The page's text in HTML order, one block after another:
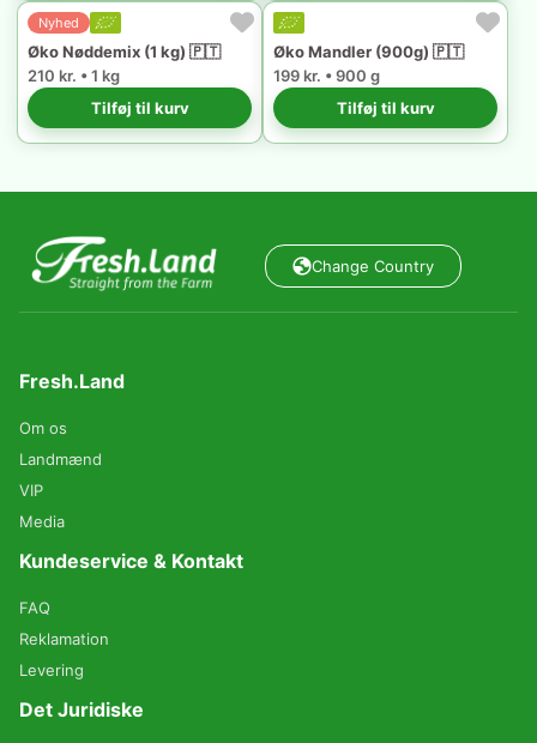
Nyhed
Øko Nøddemix (1 kg) 🇵🇹
210 kr. • 1 kg
Tilføj til kurv
Øko Mandler (900g) 🇵🇹
199 kr. • 900 g
Tilføj til kurv
Change Country
Fresh.Land
Om os
Landmænd
VIP
Media
Kundeservice & Kontakt
FAQ
Reklamation
Levering
Det Juridiske